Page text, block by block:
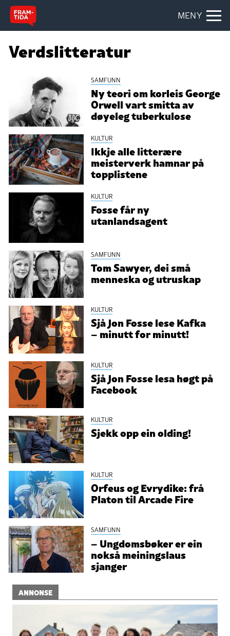
MENY
Verdslitteratur
SAMFUNN
Ny teori om korleis George
Orwell vart smitta av
døyeleg tuberkulose
KULTUR
Ikkje alle litterære
meisterverk hamnar på
topplistene
KULTUR
Fosse får ny
utanlandsagent
SAMFUNN
Tom Sawyer, dei små
menneska og utruskap
KULTUR
Sjå Jon Fosse lese Kafka
– minutt for minutt!
KULTUR
Sjå Jon Fosse lesa høgt på
Facebook
KULTUR
Sjekk opp ein olding!
KULTUR
Orfeus og Evrydike: frå
Platon til Arcade Fire
SAMFUNN
– Ungdomsbøker er ein
nokså meiningslaus
sjanger
ANNONSE